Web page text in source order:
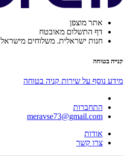
אתר מוצפן
דף התשלום מאובטח
חנות ישראלית. משלוחים מישראל
קנייה בטוחה
מידע נוסף על שירות קניה בטוחה
התחברות
meravse73@gmail.com
אודות
צרו קשר